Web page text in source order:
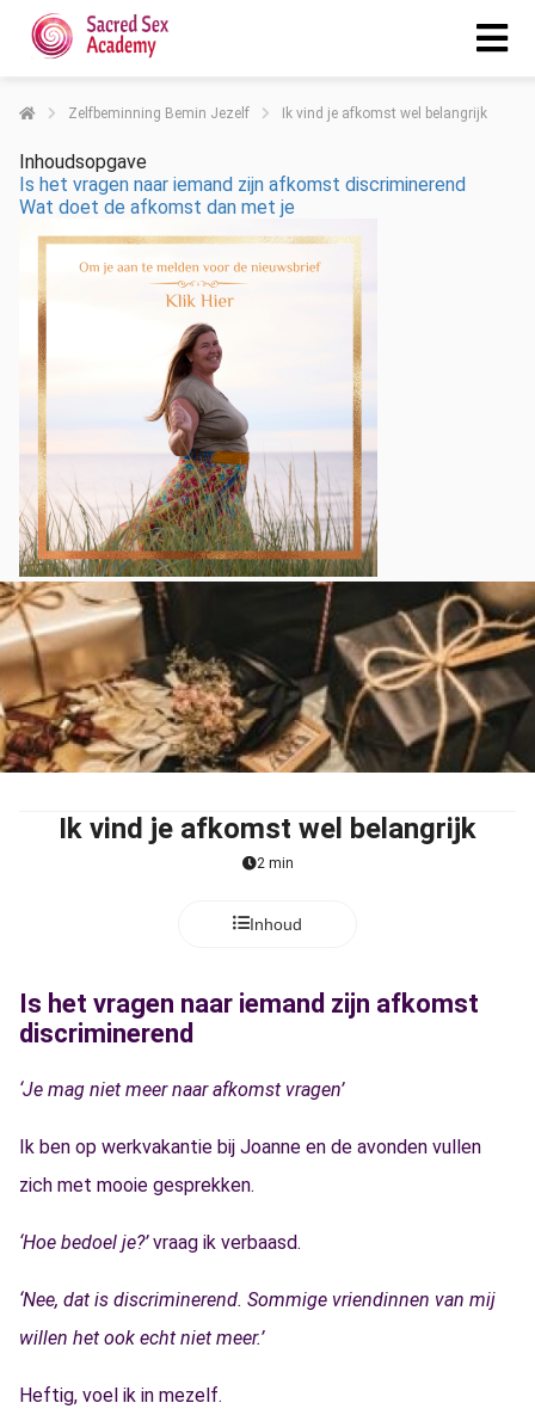
Zelfbeminning Bemin Jezelf Ik vind je afkomst wel belangrijk
Inhoudsopgave
Is het vragen naar iemand zijn afkomst discriminerend
Wat doet de afkomst dan met je
Ik vind je afkomst wel belangrijk
2 min
Inhoud
Is het vragen naar iemand zijn afkomst
discriminerend
‘Je mag niet meer naar afkomst vragen’
Ik ben op werkvakantie bij Joanne en de avonden vullen
zich met mooie gesprekken.
‘Hoe bedoel je?’vraag ik verbaasd.
‘Nee, dat is discriminerend. Sommige vriendinnen van mij
willen het ook echt niet meer.’
Heftig, voel ik in mezelf.